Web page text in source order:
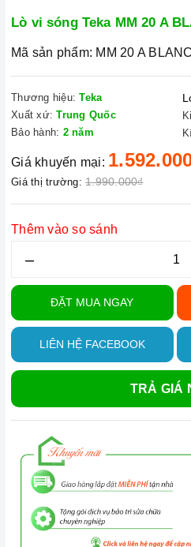
Lò vi sóng Teka MM 20 A
Mã sản phẩm: MM 20 A
Thương hiệu: Teka
Xuất xứ: Trung Quốc
Bảo hành: 2 năm
Giá khuyến mại:
Giá thị trường: 1.990.000₫
Thêm vào so sánh
–
ĐẶT MUA NGAY
LIÊN HỆ FACEBOOK
TRẢ GIÁ